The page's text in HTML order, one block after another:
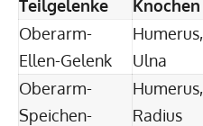
Teilgelenke Knochen
Oberarm-
Ellen-Gelenk
Humerus,
Ulna
Oberarm-
Speichen-
Humerus,
Radius